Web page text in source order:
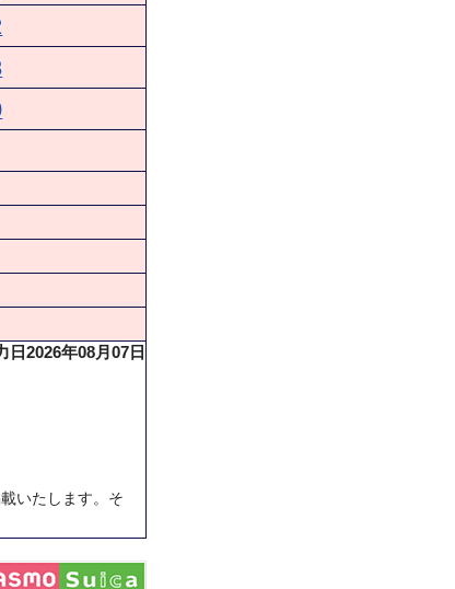
日2026年08月07日
いたします。そ